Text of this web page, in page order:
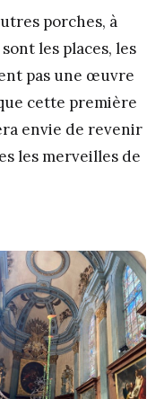
porches, à
les places, les
pas une œuvre
cette première
envie de revenir
les merveilles de